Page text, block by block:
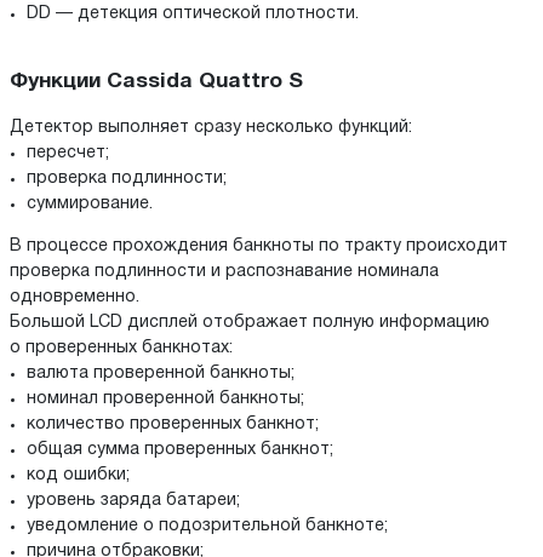
DD — детекция оптической плотности.
Функции Cassida Quattro S
Детектор выполняет сразу несколько функций:
пересчет;
проверка подлинности;
суммирование.
В процессе прохождения банкноты по тракту происходит
проверка подлинности и распознавание номинала
одновременно.
Большой LCD дисплей отображает полную информацию
о проверенных банкнотах:
валюта проверенной банкноты;
номинал проверенной банкноты;
количество проверенных банкнот;
общая сумма проверенных банкнот;
код ошибки;
уровень заряда батареи;
уведомление о подозрительной банкноте;
причина отбраковки;